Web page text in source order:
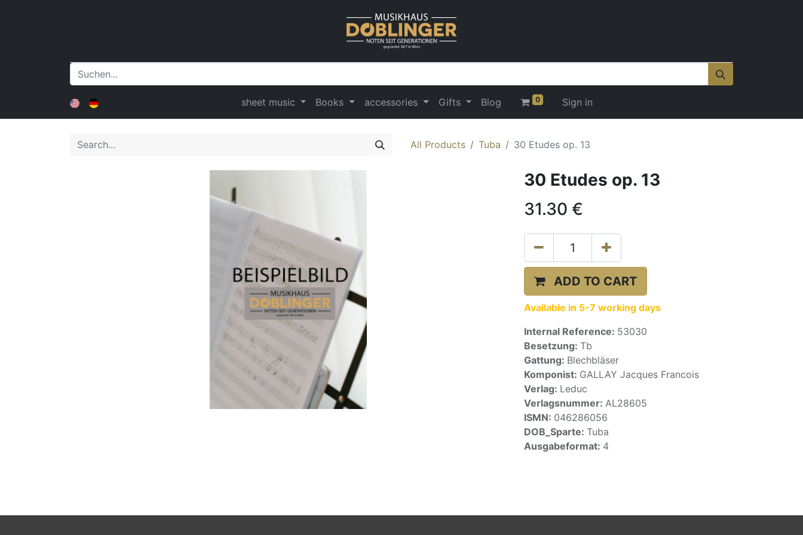
sheet music Books accessories Gifts Blog 0 Sign in
All Products Tuba 30 Etudes op. 13
30 Etudes op. 13
31.30 €
ADD TO CART
Available in 5-7 working days
Internal Reference: 53030
Besetzung: Tb
Gattung: Blechbläser
Komponist: GALLAY Jacques Francois
Verlag: Leduc
Verlagsnummer: AL28605
ISMN: 046286056
DOB_Sparte: Tuba
Ausgabeformat: 4